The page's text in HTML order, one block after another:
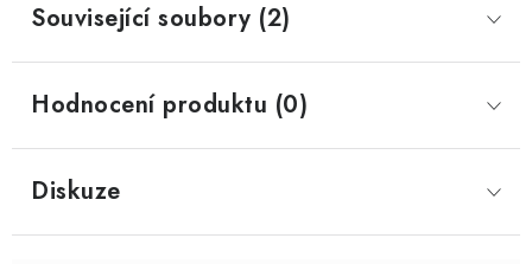
Související soubory (2)
Hodnocení produktu (0)
Diskuze